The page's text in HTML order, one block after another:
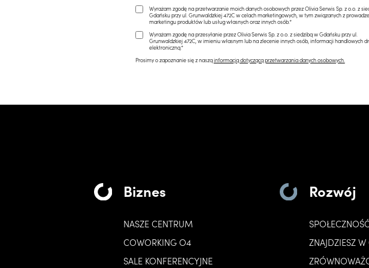
Wyrażam zgodę na przetwarzanie moich danych osobowych przez Olivia Serwis Sp. z o.o. z
Gdańsku przy ul. Grunwaldzkiej 472C w celach marketingowych, w tym związanych z
marketingu produktów lub usług własnych oraz innych osób.*
Wyrażam zgodę na przesyłanie przez Olivia Serwis Sp. z o.o. z siedzibą w Gdańsku przy ul.
Grunwaldzkiej 472C, w imieniu własnym lub na zlecenie innych osób, informacji handlowych
elektroniczną.*
Prosimy o zapoznanie się z nasząinformacją dotyczącą przetwarzania danych osobowych.
Biznes
NASZE CENTRUM
COWORKING O4
SALE KONFERENCYJNE
Rozwój
ZNAJDZIESZ